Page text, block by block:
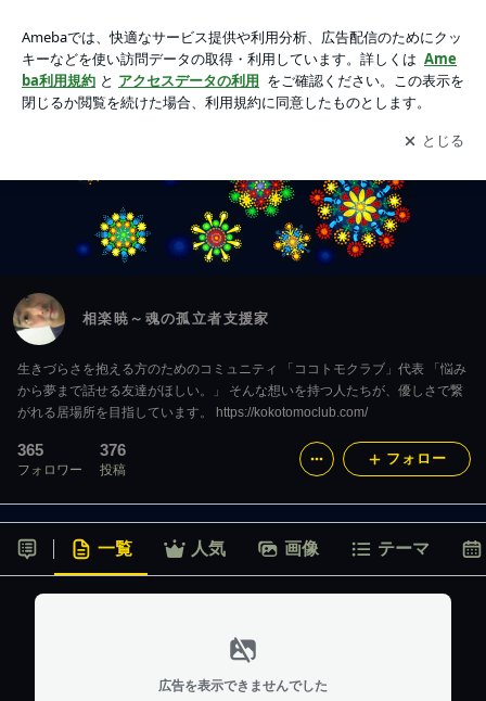
アプリをダウンロードして ブログの更新通知
を受け取りまし
ょう。
開く
相楽暁～魂の孤立者支援家
生きづらさを抱える方のためのコミュニティ 「ココトモクラブ」代表 「悩み
から夢まで話せる友達がほしい。」 そんな想いを持つ人たちが、優しさで繋
がれる居場所を目指しています。 https://kokotomoclub.com/
365
フォロワー
376
投稿
フォロー
一覧 人気 画像 テーマ
広告を表示できませんでした